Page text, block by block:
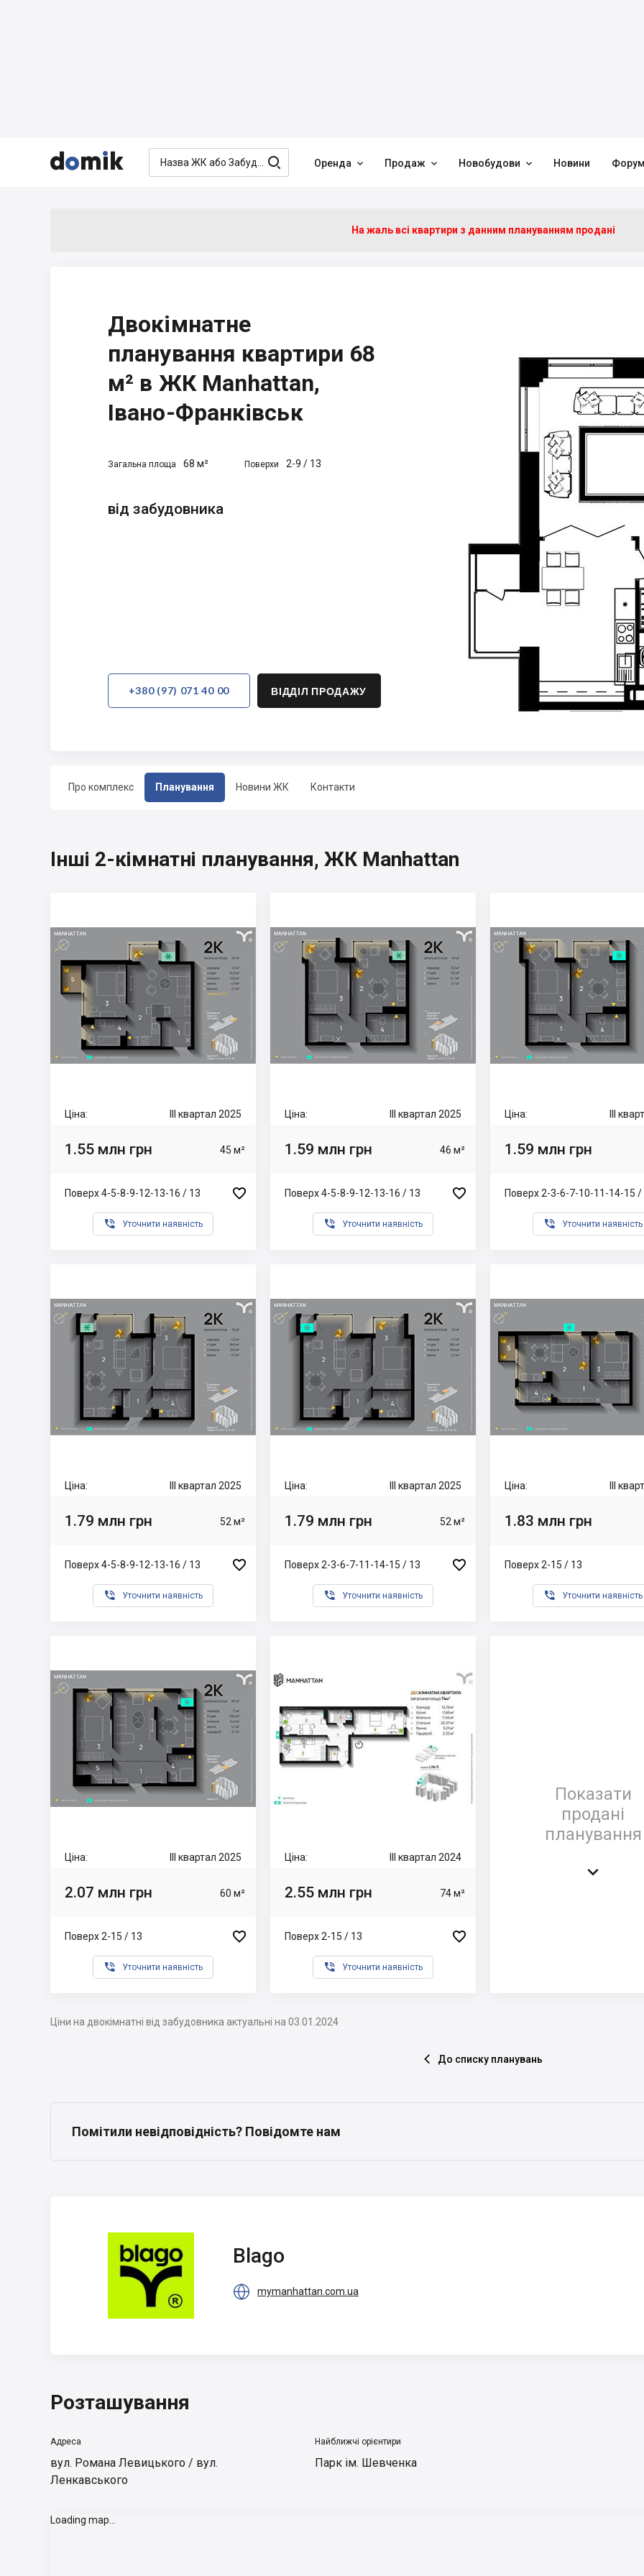


  Оренда  Продаж  Новобудови  Новини
Про комплекс Планування Новини ЖК Контакти
На жаль всі квартири з данним плануванням продані
Двокімнатне
планування квартири 68
м² в ЖК Manhattan,
Івано-Франківськ
Загальна площа 68 м² Поверхи 2-9 / 13
від забудовника
+380 (97) 071 40 00 ВІДДІЛ ПРОДАЖУ
Інші 2-кімнатні планування, ЖК Manhattan
Ціна: III квартал 2025
1.55 млн грн 45 м²
Поверх 4-5-8-9-12-13-16 / 13 
 Уточнити наявність
Ціна: III квартал 2025
1.59 млн грн 46 м²
Поверх 4-5-8-9-12-13-16 / 13 
 Уточнити наявність
Ціна: III
1.59 млн грн
Поверх 2-3-6-7-10-11-14-15 /
 Уточнити наявність
Ціна: III квартал 2025
1.79 млн грн 52 м²
Поверх 4-5-8-9-12-13-16 / 13 
 Уточнити наявність
Ціна: III квартал 2025
1.79 млн грн 52 м²
Поверх 2-3-6-7-11-14-15 / 13 
 Уточнити наявність
Ціна: III
1.83 млн грн
Поверх 2-15 / 13
 Уточнити наявність
Ціна: III квартал 2025
2.07 млн грн 60 м²
Поверх 2-15 / 13 
 Уточнити наявність
Ціна: III квартал 2024
2.55 млн грн 74 м²
Поверх 2-15 / 13 
 Уточнити наявність
Показати
продані
планування

Ціни на двокімнатні від забудовника актуальні на 03.01.2024
 До списку планувань
Помітили невідповідність? Повідомте нам
Blago
 mymanhattan.com.ua
Розташування
Адреса
вул. Романа Левицького / вул.
Ленкавського
Найближчі орієнтири
Парк ім. Шевченка
Loading map...